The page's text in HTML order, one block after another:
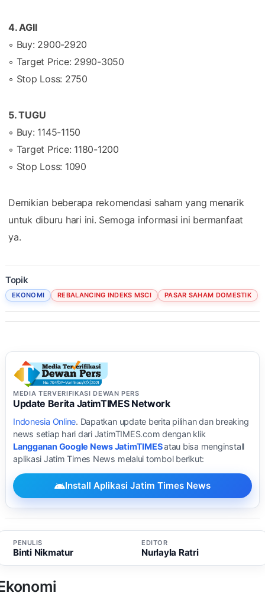
4. AGII
◦ Buy: 2900-2920
◦ Target Price: 2990-3050
◦ Stop Loss: 2750
5. TUGU
◦ Buy: 1145-1150
◦ Target Price: 1180-1200
◦ Stop Loss: 1090
Demikian beberapa rekomendasi saham yang menarik
untuk diburu hari ini. Semoga informasi ini bermanfaat
ya.
Topik
EKONOMI REBALANCING INDEKS MSCI PASAR SAHAM DOMESTIK
MEDIA TERVERIFIKASI DEWAN PERS
Update Berita JatimTIMES Network
Indonesia Online. Dapatkan update berita pilihan dan breaking
news setiap hari dari JatimTIMES.com dengan klik
Langganan Google News JatimTIMESatau bisa menginstall
aplikasi Jatim Times News melalui tombol berikut:
Install Aplikasi Jatim Times News
PENULIS
Binti Nikmatur
EDITOR
Nurlayla Ratri